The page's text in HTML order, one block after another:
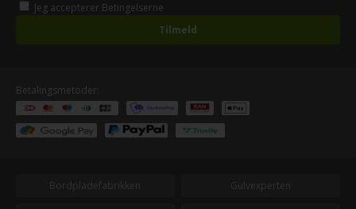
Jeg accepterer Betingelserne
Betalingsmetoder:
Bordpladefabrikken Gulvexperten